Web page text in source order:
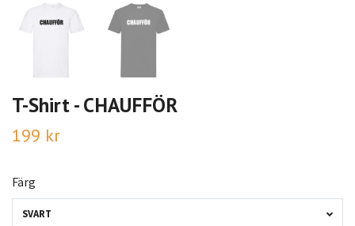
T-Shirt - CHAUFFÖR
199 kr
Färg
SVART